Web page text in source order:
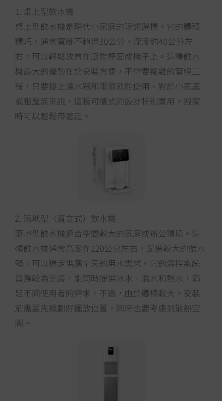
1. 桌上型飲水機
桌上型飲水機是現代小家庭的理想選擇。它的體積
精巧，通常寬度不超過30公分，深度約40公分左
右，可以輕鬆放置在廚房檯面或櫃子上。這種飲水
機最大的優勢在於安裝方便，不需要複雜的管線工
程，只要接上濾水器和電源就能使用。對於小家庭
或租屋族來說，這種可攜式的設計特別實用，搬家
時可以輕鬆帶著走。
2. 落地型（直立式）飲水機
落地型飲水機適合空間較大的家庭或辦公環境。這
類飲水機通常高度在120公分左右，配備較大的儲水
箱，可以穩定供應全天的用水需求。它的溫控系統
普遍較為完善，能同時提供冰水、溫水和熱水，滿
足不同使用者的需求。不過，由於體積較大，安裝
前需要先規劃好擺放位置，同時也要考慮到散熱空
間。